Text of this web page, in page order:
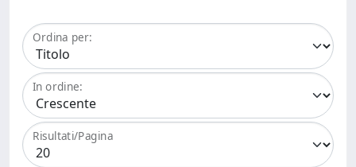
Ordina per:
In ordine:
Risultati/Pagina